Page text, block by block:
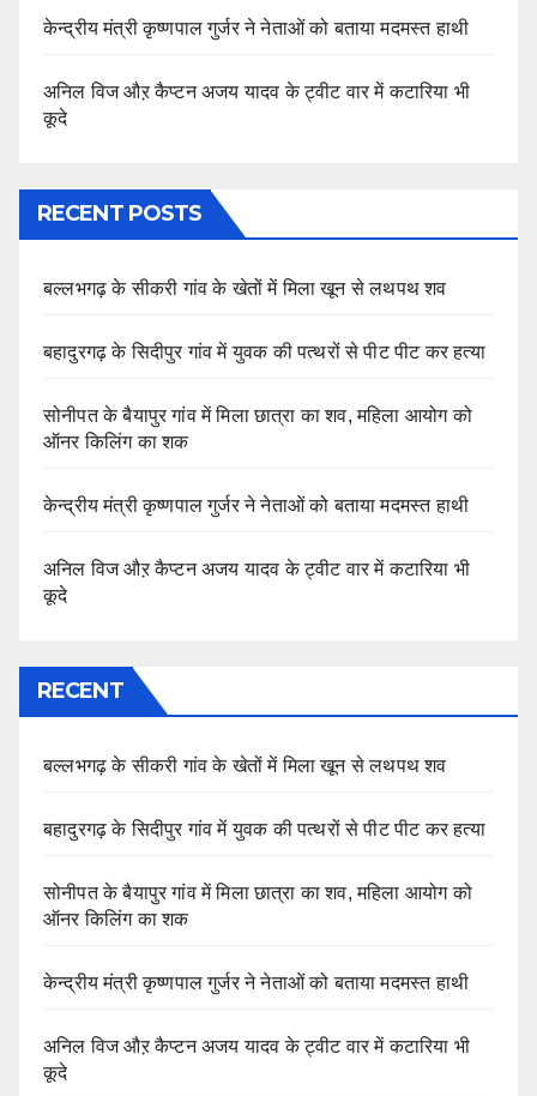
केन्द्रीय मंत्री कृष्णपाल गुर्जर ने नेताओं को बताया मदमस्त हाथी
अनिल विज औऱ कैप्टन अजय यादव के ट्वीट वार में कटारिया भी
कूदे
RECENT POSTS
बल्लभगढ़ के सीकरी गांव के खेतों में मिला खून से लथपथ शव
बहादुरगढ़ के सिदीपुर गांव में युवक की पत्थरों से पीट पीट कर हत्या
सोनीपत के बैयापुर गांव में मिला छात्रा का शव, महिला आयोग को
ऑनर किलिंग का शक
केन्द्रीय मंत्री कृष्णपाल गुर्जर ने नेताओं को बताया मदमस्त हाथी
अनिल विज औऱ कैप्टन अजय यादव के ट्वीट वार में कटारिया भी
कूदे
RECENT
बल्लभगढ़ के सीकरी गांव के खेतों में मिला खून से लथपथ शव
बहादुरगढ़ के सिदीपुर गांव में युवक की पत्थरों से पीट पीट कर हत्या
सोनीपत के बैयापुर गांव में मिला छात्रा का शव, महिला आयोग को
ऑनर किलिंग का शक
केन्द्रीय मंत्री कृष्णपाल गुर्जर ने नेताओं को बताया मदमस्त हाथी
अनिल विज औऱ कैप्टन अजय यादव के ट्वीट वार में कटारिया भी
कूदे